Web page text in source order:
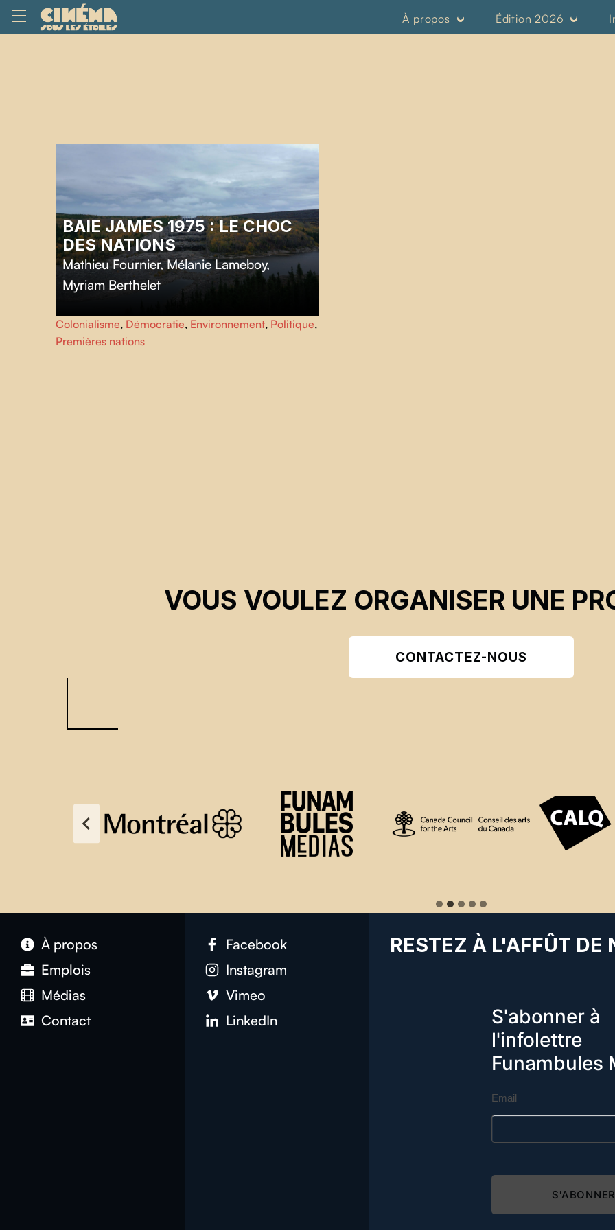
À propos Édition 2026
BAIE JAMES 1975 : LE CHOC
DES NATIONS
Mathieu Fournier,Mélanie Lameboy,
Myriam Berthelet
Ce film nous ramène à l’origine de deux grandes
révolutions : l’expansion fulgurante d’Hydro-Québec avec
la construction du complexe La Grande, et l’éveil des
Colonialisme, Démocratie, Environnement, Politique,
Premières nations
VOUS VOULEZ ORGANISER UNE
CONTACTEZ-NOUS
À propos
Emplois
Médias
Contact
Facebook
Instagram
Vimeo
LinkedIn
RESTEZ À L'AFFÛT DE
S'abonner à
l'infolettre
Funambules
Email
S'ABONNER